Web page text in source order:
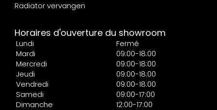
Radiator vervangen
Horaires d'ouverture du showroom
Lundi
Fermé
Mardi
09:00-18:00
Mercredi
09:00-18:00
Jeudi
09:00-18:00
Vendredi
09:00-18:00
Samedi
09:00-17:00
Dimanche
12:00-17:00